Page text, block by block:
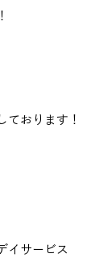
ております！
イサービス